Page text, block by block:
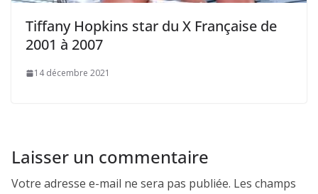
Tiffany Hopkins star du X Française de
2001 à 2007
14 décembre 2021
Laisser un commentaire
Votre adresse e-mail ne sera pas publiée. Les champs